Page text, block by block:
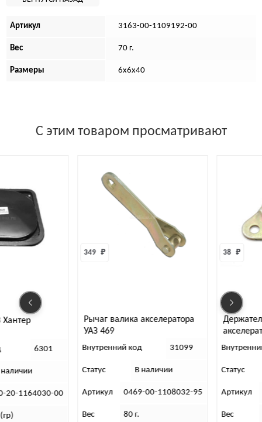
Артикул 3163-00-1109192-00
Вес 70 г.
Размеры 6х6х40
С этим товаром просматривают
Хантер
6301
20-1164030-00
Рычаг валика акселератора
УАЗ 469
349 ₽
Внутренний код 31099
Статус В наличии
Артикул 0469-00-1108032-95
Вес 80 г.
38 ₽
Статус
Артикул
Вес